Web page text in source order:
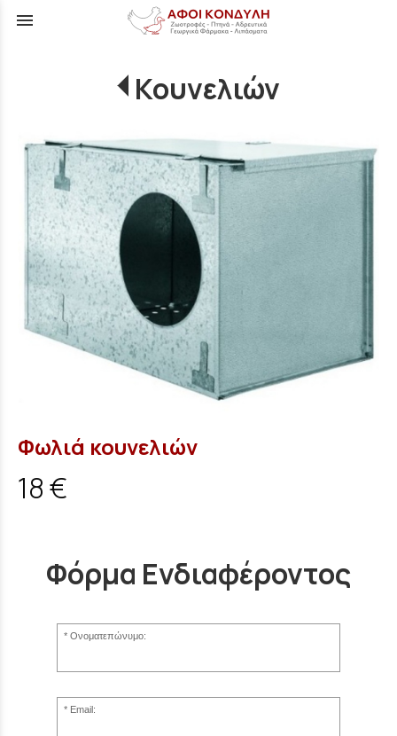
menu
Κουνελιών
Φωλιά κουνελιών
18 €
Φόρμα Ενδιαφέροντος
Ονοματεπώνυμο:
Email: